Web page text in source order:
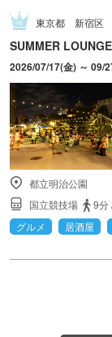
東京都 新宿区
SUMMER
2026/07/17(金) ～ 09/
都立明治公園
国立競技場
9分
グルメ
居酒屋